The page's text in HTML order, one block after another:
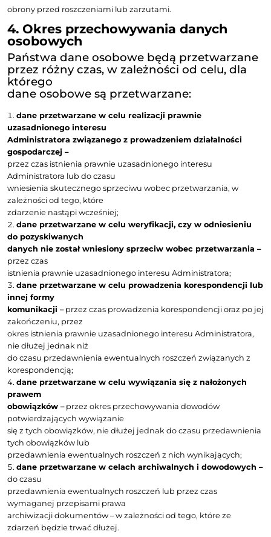
Podstawą przetwarzania danych w ramach
prawnie uzasadniony
interes Administratora (art. 6 ust. 1 lit. f RODO),
zapewnieniu
prawidłowej realizacji prawa do sprzeciwu wobec
prowadzenia korespondencji lub innej formy
być przetwarzane przez Administratora w celu
pisemnego, telefonicznego lub
elektronicznego, prowadzenia korespondencji lub
Podstawą przetwarzania
jest w takiej sytuacji prawnie uzasadniony interes
danych polegający na
dbałości o pozytywne relacje z osobami, z którymi
utrzymuje kontakty w
ramach prowadzonej działalności (art. 6 ust. 1 lit. f
Państwo
zapoczątkowali rozmowę, Państwa dane osobowe
przetwarzane na podstawie
zgody wynikającej z zainicjowania kontaktu (art. 6
RODO);
obrony przed roszczeniami oraz w celach
dowodowych.
Państwa dane mogą być przetwarzane w celach
dowodowych, na
potrzeby zabezpieczenia informacji, które mogą
wykazywaniu faktów, co stanowi
prawnie uzasadniony interes Administratora (art. 6 ust.
RODO). Zarchiwizowane
w ten sposób dane mogą służyć w celu
dochodzenia lub
obrony przed roszczeniami lub zarzutami.
4. Okres przechowywania
osobowych